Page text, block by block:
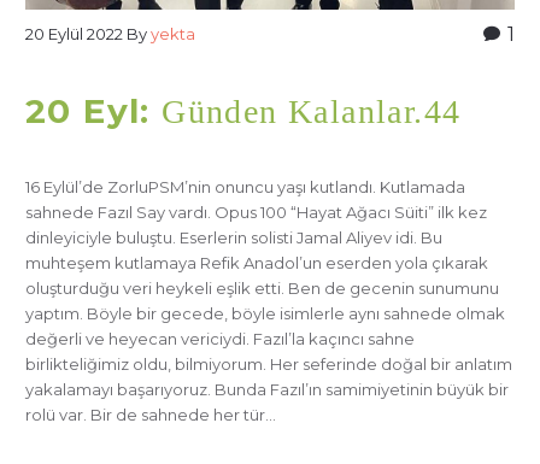
1
20 Eylül 2022 Byyekta
20 Eyl: Günden Kalanlar.44
16 Eylül’de ZorluPSM’nin onuncu yaşı kutlandı. Kutlamada
sahnede Fazıl Say vardı. Opus 100 “Hayat Ağacı Süiti” ilk kez
dinleyiciyle buluştu. Eserlerin solisti Jamal Aliyev idi. Bu
muhteşem kutlamaya Refik Anadol’un eserden yola çıkarak
oluşturduğu veri heykeli eşlik etti. Ben de gecenin sunumunu
yaptım. Böyle bir gecede, böyle isimlerle aynı sahnede olmak
değerli ve heyecan vericiydi. Fazıl’la kaçıncı sahne
birlikteliğimiz oldu, bilmiyorum. Her seferinde doğal bir anlatım
yakalamayı başarıyoruz. Bunda Fazıl’ın samimiyetinin büyük bir
rolü var. Bir de sahnede her tür…